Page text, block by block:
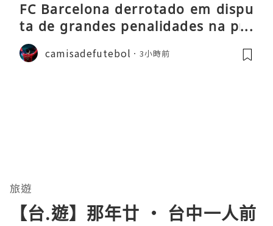
FC Barcelona derrotado em dispu
ta de grandes penalidades na pré
-época
camisadefutebol 3小時前
旅遊
【台.遊】那年廿 ‧ 台中一人前